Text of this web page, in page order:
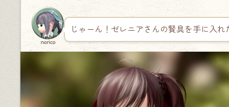
norico
じゃーん！ゼレニアさんの賢具を手に入